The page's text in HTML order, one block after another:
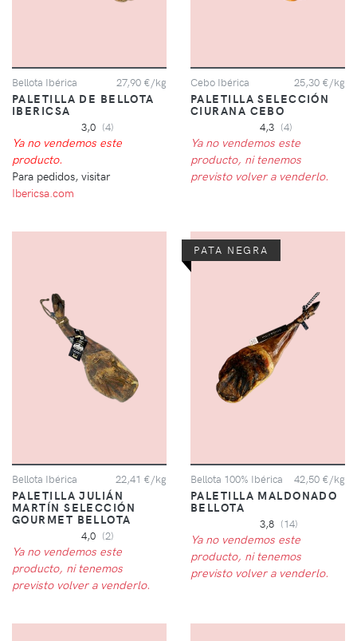
Bellota Ibérica 27,90 €/kg
PALETILLA DE BELLOTA
IBERICSA
3,0 (4)
Ya no vendemos este
producto.
Para pedidos, visitar
Ibericsa.com
Cebo Ibérica 25,30 €/kg
PALETILLA SELECCIÓN
CIURANA CEBO
4,3 (4)
Ya no vendemos este
producto, ni tenemos
previsto volver a venderlo.
Bellota Ibérica 22,41 €/kg
PALETILLA JULIÁN
MARTÍN SELECCIÓN
GOURMET BELLOTA
4,0 (2)
Ya no vendemos este
producto, ni tenemos
previsto volver a venderlo.
PATA NEGRA
Bellota 100% Ibérica 42,50 €/kg
PALETILLA MALDONADO
BELLOTA
3,8 (14)
Ya no vendemos este
producto, ni tenemos
previsto volver a venderlo.